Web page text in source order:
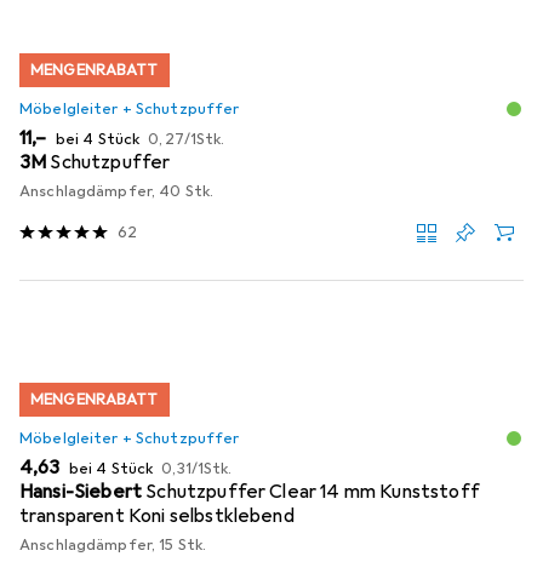
MENGENRABATT
Möbelgleiter + Schutzpuffer
EUR
11,– bei 4 Stück EUR
0,27/1Stk.
3M Schutzpuffer
Anschlagdämpfer, 40 Stk.
62
MENGENRABATT
Möbelgleiter + Schutzpuffer
EUR
4,63 bei 4 Stück EUR
0,31/1Stk.
Hansi-Siebert Schutzpuffer Clear 14 mm Kunststoff
transparent Koni selbstklebend
Anschlagdämpfer, 15 Stk.